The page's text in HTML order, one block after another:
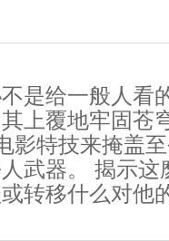
是给一般人看
上覆地牢固苍
影特技来掩盖
武器。 揭示这
转移什么对他